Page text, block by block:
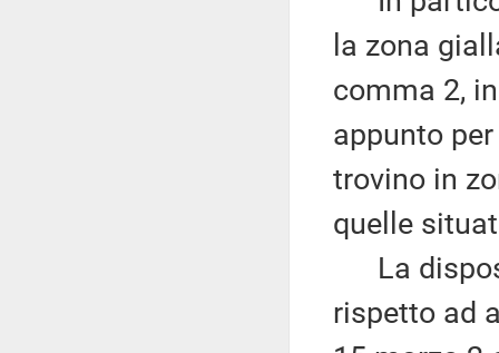
la zona
comma 2,
appunto
trovino in
quelle
La
rispetto ad